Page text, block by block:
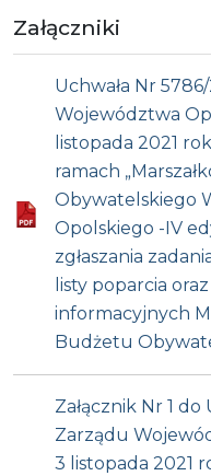
Załączniki
Uchwała Nr
Województwa
listopada 2021
ramach
Obywatelskiego
Opolskiego -IV
zgłaszania
listy poparcia
informacyjnych
Budżetu
Załącznik Nr 1 do
Zarządu
3 listopada 2021